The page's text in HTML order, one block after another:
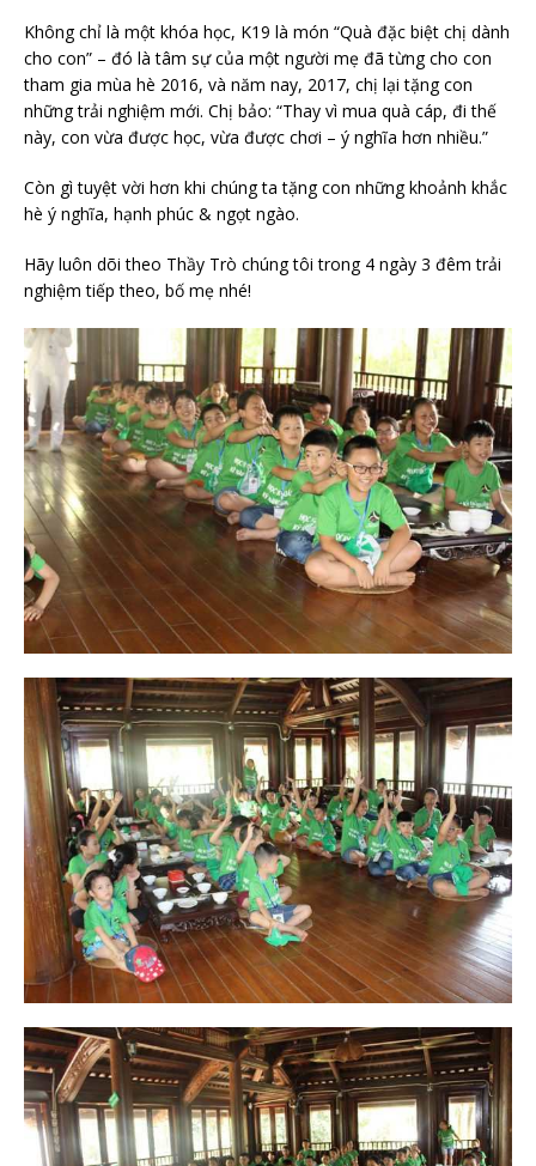
Không chỉ là một khóa học, K19 là món “Quà đặc biệt chị dành
cho con” – đó là tâm sự của một người mẹ đã từng cho con
tham gia mùa hè 2016, và năm nay, 2017, chị lại tặng con
những trải nghiệm mới. Chị bảo: “Thay vì mua quà cáp, đi thế
này, con vừa được học, vừa được chơi – ý nghĩa hơn nhiều.”
Còn gì tuyệt vời hơn khi chúng ta tặng con những khoảnh khắc
hè ý nghĩa, hạnh phúc & ngọt ngào.
Hãy luôn dõi theo Thầy Trò chúng tôi trong 4 ngày 3 đêm trải
nghiệm tiếp theo, bố mẹ nhé!